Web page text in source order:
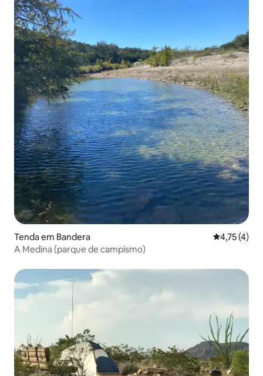
Tenda em Bandera
4,75 (4)
A Medina (parque de campismo)